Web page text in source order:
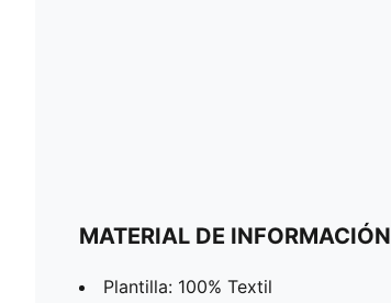
MATERIAL DE INFORMACIÓN
Plantilla: 100% Textil